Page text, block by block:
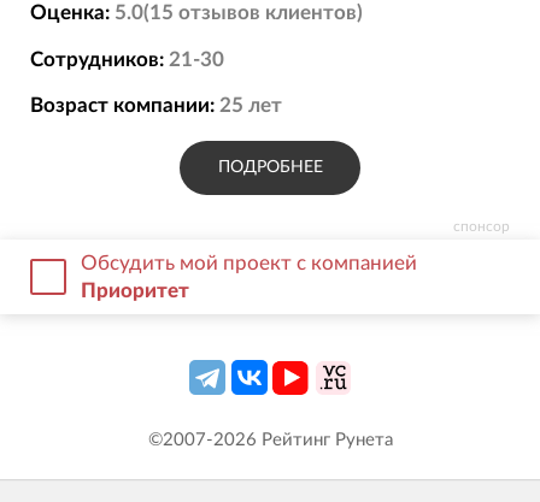
спонсор
Оценка: 5.0(15 отзывов клиентов)
Сотрудников: 21-30
Возраст компании: 25 лет
ПОДРОБНЕЕ
Обсудить мой проект с компанией
Приоритет
©2007-2026 Рейтинг Рунета